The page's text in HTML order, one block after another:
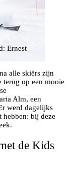
Ernest
alle skiërs zijn
terug op een mooie
Alm, een
werd dagelijks
hebben: bij deze
de Kids